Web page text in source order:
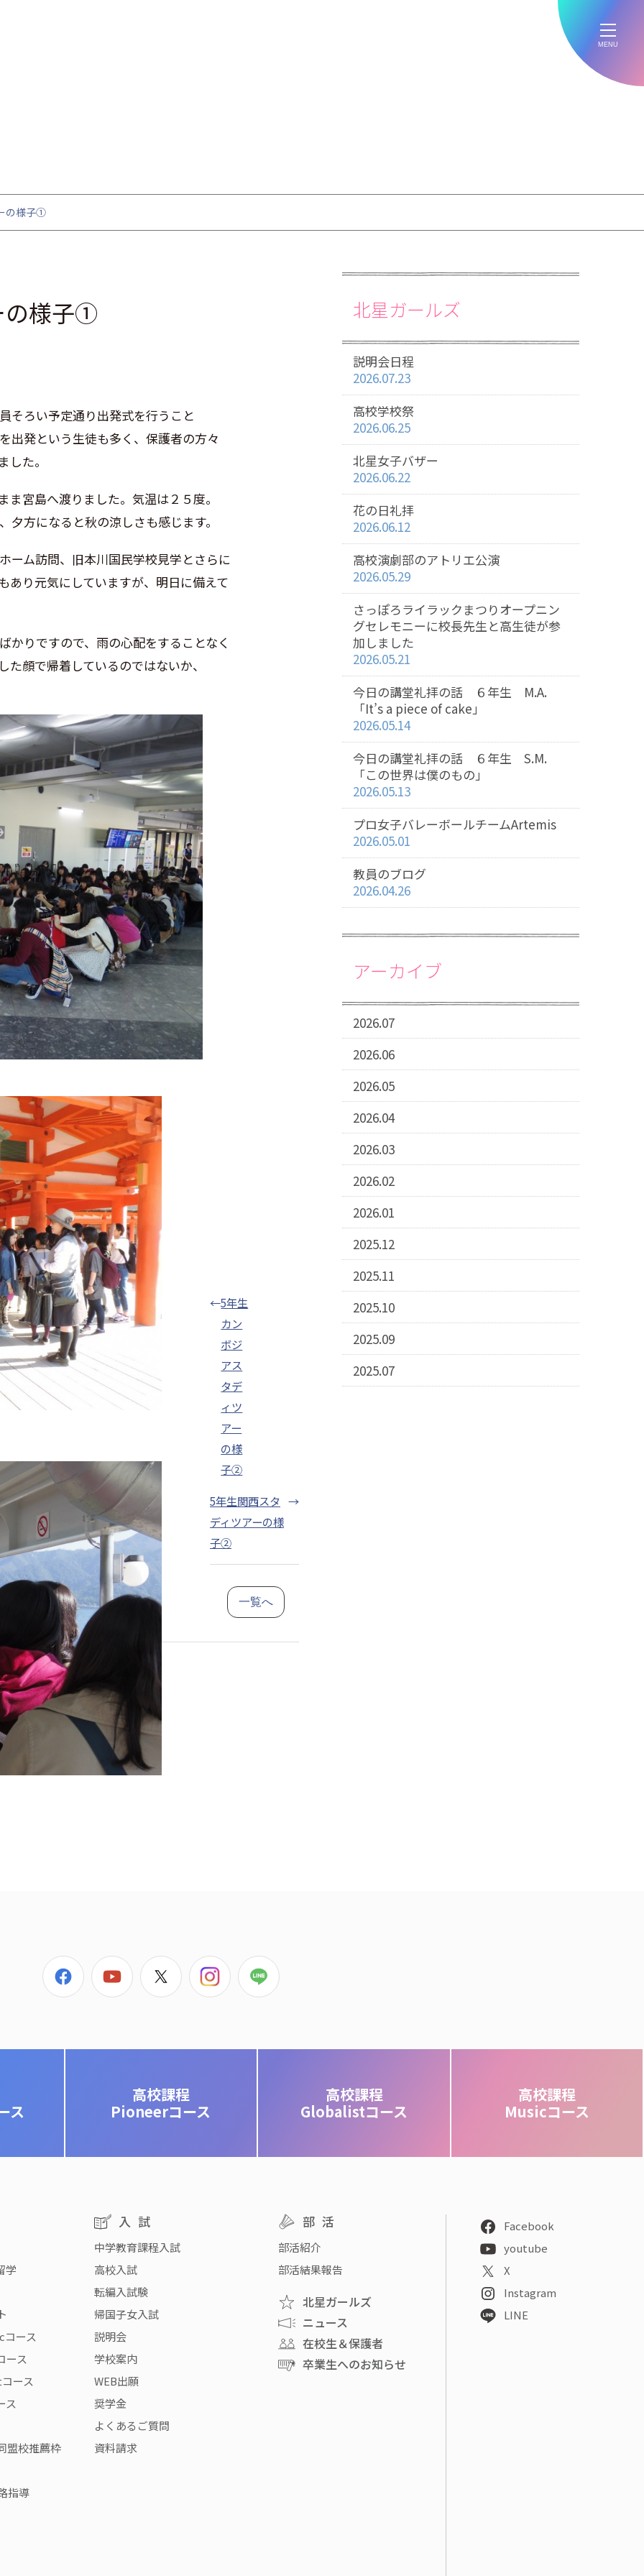
MENU
の様子①
の様子①
ろい予定通り出発式を行うこと
出発という生徒も多く、保護者の方々
た。
宮島へ渡りました。気温は２５度。
方になると秋の涼しさも感じます。
ム訪問、旧本川国民学校見学とさらに
あり元気にしていますが、明日に備えて
りですので、雨の心配をすることなく
顔で帰着しているのではないか、
←5年生
カン
ボジ
アス
タデ
ィツ
アー
の様
子②
5年生関西スタ
ディツアーの様
子②
→
一覧へ
北星ガールズ
説明会日程
2026.07.23
高校学校祭
2026.06.25
北星女子バザー
2026.06.22
花の日礼拝
2026.06.12
高校演劇部のアトリエ公演
2026.05.29
さっぽろライラックまつりオープニン
グセレモニーに校長先生と高生徒が参
加しました
2026.05.21
今日の講堂礼拝の話 ６年生 M.A.
「It’s a piece of cake」
2026.05.14
今日の講堂礼拝の話 ６年生 S.M.
「この世界は僕のもの」
2026.05.13
プロ女子バレーボールチームArtemis
2026.05.01
教員のブログ
2026.04.26
アーカイブ
2026.07
2026.06
2026.05
2026.04
2026.03
2026.02
2026.01
2025.12
2025.11
2025.10
2025.09
2025.07
ス
高校課程
Pioneerコース
高校課程
Globalistコース
高校課程
Musicコース
学
コース
ース
ース
ス
盟校推薦枠
指導
入試
中学教育課程入試
高校入試
転編入試験
帰国子女入試
説明会
学校案内
WEB出願
奨学金
よくあるご質問
資料請求
部活
部活紹介
部活結果報告
北星ガールズ
ニュース
在校生＆保護者
卒業生へのお知らせ
Facebook
youtube
X
Instagram
LINE